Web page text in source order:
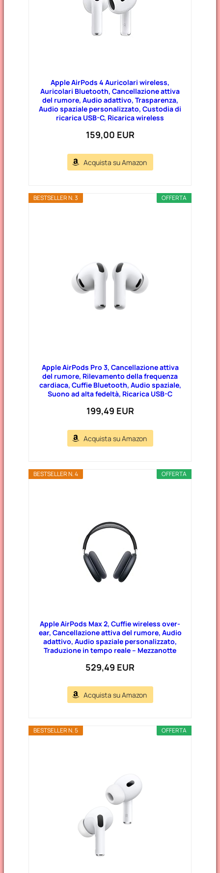
Apple AirPods 4 Auricolari wireless,
Auricolari Bluetooth, Cancellazione attiva
del rumore, Audio adattivo, Trasparenza,
Audio spaziale personalizzato, Custodia di
ricarica USB-C, Ricarica wireless
159,00 EUR
Acquista su Amazon
OFFERTA
BESTSELLER N. 3
Apple AirPods Pro 3, Cancellazione attiva
del rumore, Rilevamento della frequenza
cardiaca, Cuffie Bluetooth, Audio spaziale,
Suono ad alta fedeltà, Ricarica USB-C​​​​​​​
199,49 EUR
Acquista su Amazon
OFFERTA
BESTSELLER N. 4
Apple AirPods Max 2, Cuffie wireless over-
ear, Cancellazione attiva del rumore, Audio
adattivo, Audio spaziale personalizzato,
Traduzione in tempo reale – Mezzanotte
529,49 EUR
Acquista su Amazon
OFFERTA
BESTSELLER N. 5